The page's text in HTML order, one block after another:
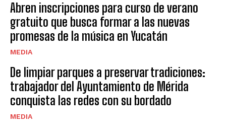
Abren inscripciones para curso de verano
gratuito que busca formar a las nuevas
promesas de la música en Yucatán
MEDIA
De limpiar parques a preservar tradiciones:
trabajador del Ayuntamiento de Mérida
conquista las redes con su bordado
MEDIA